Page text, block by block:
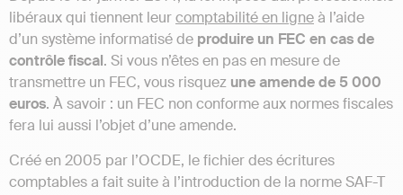
libéraux qui tiennent leurcomptabilité en ligneà l’aide
d’un système informatisé de produire un FEC en cas de
contrôle fiscal. Si vous n’êtes en pas en mesure de
transmettre un FEC, vous risquez une amende de 5 000
euros. À savoir : un FEC non conforme aux normes fiscales
fera lui aussi l’objet d’une amende.
Créé en 2005 par l’OCDE, le fichier des écritures
comptables a fait suite à l’introduction de la norme SAF-T